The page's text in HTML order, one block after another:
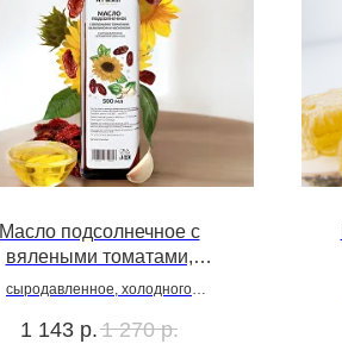
Масло подсолнечное с
вялеными томатами,
базиликом и чесноком,
сыродавленное, холодного
1 143 р.1 270 р.